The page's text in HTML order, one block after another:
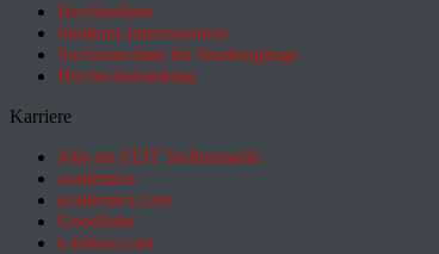
HeyStudium
Studium-Interessentest
Suchmaschine für Studiengänge
Hochschulranking
Karriere
Jobs im ZEIT Stellenmarkt
academics
academics.com
GoodJobs
e-fellows.net